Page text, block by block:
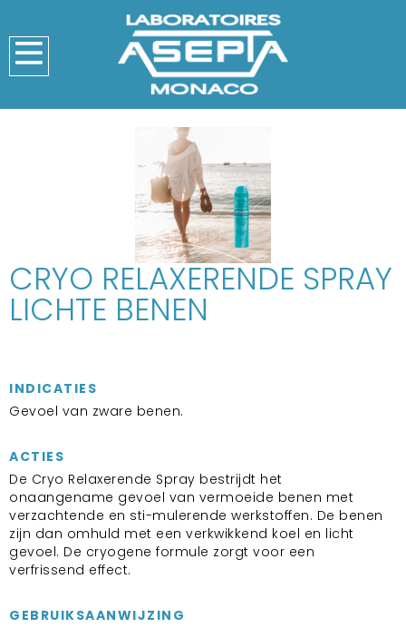
CRYO RELAXERENDE SPRAY
LICHTE BENEN
INDICATIES
Gevoel van zware benen.
ACTIES
De Cryo Relaxerende Spray bestrijdt het
onaangename gevoel van vermoeide benen met
verzachtende en sti-mulerende werkstoffen. De benen
zijn dan omhuld met een verkwikkend koel en licht
gevoel. De cryogene formule zorgt voor een
verfrissend effect.
GEBRUIKSAANWIJZING